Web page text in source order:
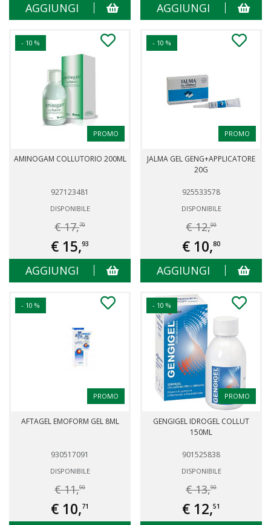
AGGIUNGI AGGIUNGI
- 10 %
PROMO
AMINOGAM COLLUTORIO 200ML
927123481
DISPONIBILE
€ 17,70
€ 15,93
AGGIUNGI
- 10 %
PROMO
JALMA GEL GENG+APPLICATORE
20G
925533578
DISPONIBILE
€ 12,00
€ 10,80
AGGIUNGI
- 10 %
PROMO
AFTAGEL EMOFORM GEL 8ML
930517091
DISPONIBILE
€ 11,90
€ 10,71
- 10 %
PROMO
GENGIGEL IDROGEL COLLUT
150ML
901525838
DISPONIBILE
€ 13,90
€ 12,51